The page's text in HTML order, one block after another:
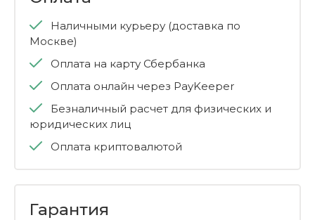
Наличными курьеру (доставка по
Москве)
Оплата на карту Сбербанка
Оплата онлайн через PayKeeper
Безналичный расчет для физических и
юридических лиц
Оплата криптовалютой
Гарантия